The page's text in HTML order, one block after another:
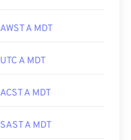
AWST A MDT
UTC A MDT
ACST A MDT
SAST A MDT